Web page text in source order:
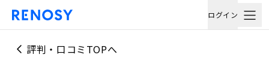
ログイン
評判・口コミTOPへ